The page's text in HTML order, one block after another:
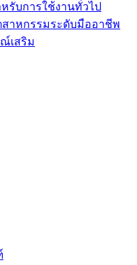
รับการใช้งานทั่วไป
สาหกรรมระดับมืออาชีพ
เสริม